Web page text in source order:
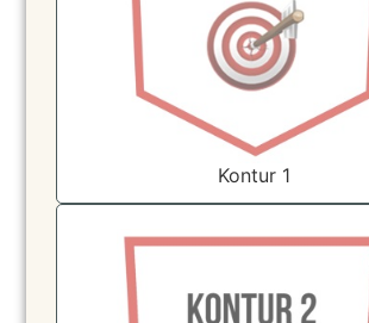
Kontur 1